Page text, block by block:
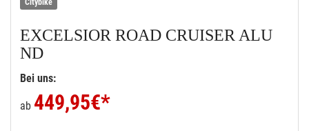
Citybike
EXCELSIOR ROAD CRUISER ALU
ND
Bei uns:
ab 449,95€*